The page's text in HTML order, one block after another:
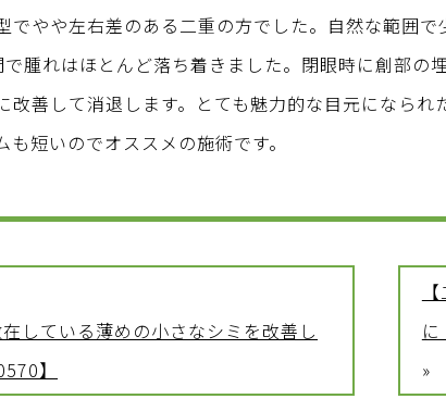
でやや左右差のある二重の方でした。自然な範囲
腫れはほとんど落ち着きました。閉眼時に創部の
改善して消退します。とても魅力的な目元になら
短いのでオススメの施術です。
している薄めの小さなシミを改善し
】
»